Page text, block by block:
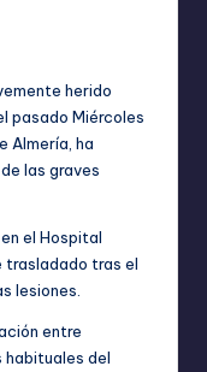
herido
pasado Miércoles
Almería, ha
las graves
el Hospital
trasladado tras el
lesiones.
entre
habituales del